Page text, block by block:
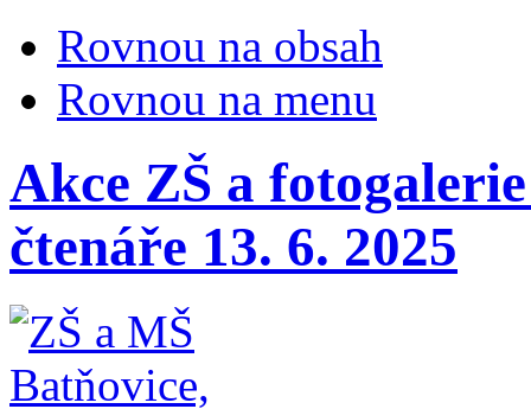
Rovnou na obsah
Rovnou na menu
Akce ZŠ a
čtenáře 13. 6. 2025